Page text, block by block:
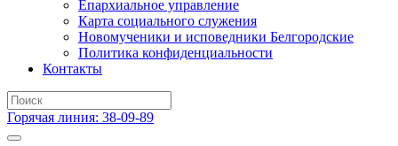
Епархиальное управление
Карта социального служения
Новомученики и исповедники Белгородские
Политика конфиденциальности
Контакты
Горячая линия: 38-09-89